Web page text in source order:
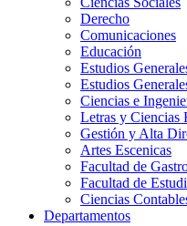
Derecho
Comunicaciones
Educación
Estudios
Estudios
Ciencias e
Letras y Ciencias
Gestión y Alta
Artes Escenicas
Facultad de
Facultad de
Ciencias
Departamentos